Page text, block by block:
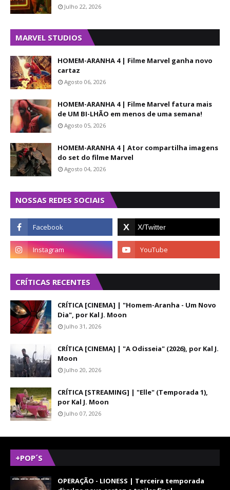
Julho 22, 2026
MARVEL STUDIOS
HOMEM-ARANHA 4 | Filme Marvel ganha novo
cartaz
Agosto 06, 2026
HOMEM-ARANHA 4 | Filme Marvel fatura mais
de UM BI-LHÃO em menos de uma semana!
Agosto 05, 2026
HOMEM-ARANHA 4 | Ator compartilha imagens
do set do filme Marvel
Agosto 04, 2026
NOSSAS REDES SOCIAIS
CRÍTICAS RECENTES
CRÍTICA [CINEMA] | "Homem-Aranha - Um Novo
Dia", por Kal J. Moon
Julho 31, 2026
CRÍTICA [CINEMA] | "A Odisseia" (2026), por Kal J.
Moon
Julho 20, 2026
CRÍTICA [STREAMING] | "Elle" (Temporada 1),
por Kal J. Moon
Julho 07, 2026
+POP´S
OPERAÇÃO - LIONESS | Terceira temporada